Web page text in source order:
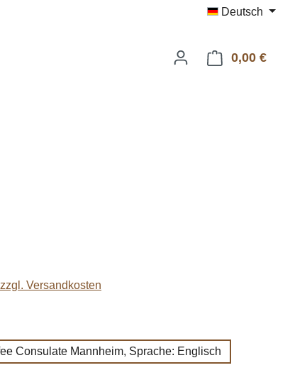
Deutsch
0,00 €
Versandkosten
Consulate Mannheim, Sprache: Englisch